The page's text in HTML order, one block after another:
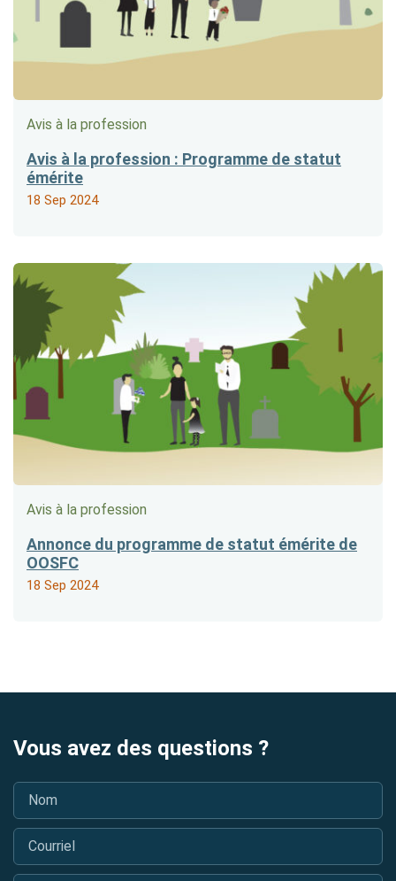
Avis à la profession
Avis à la profession : Programme de statut
émérite
18 Sep 2024
Avis à la profession
Annonce du programme de statut émérite de
OOSFC
18 Sep 2024
Vous avez des questions ?
Nom
Courriel